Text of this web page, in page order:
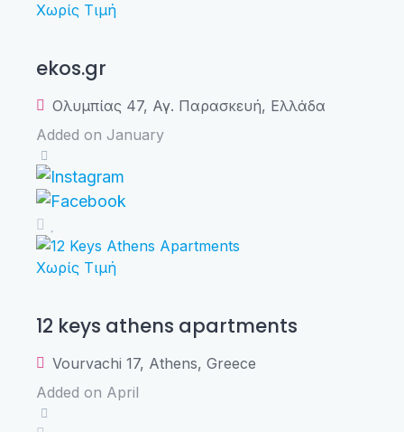
Χωρίς Τιμή
ekos.gr
Ολυμπίας 47, Αγ. Παρασκευή, Ελλάδα
Added on January
Χωρίς Τιμή
12 keys athens apartments
Vourvachi 17, Athens, Greece
Added on April